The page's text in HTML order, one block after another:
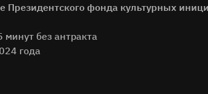
Президентского фонда культурных
без антракта
года